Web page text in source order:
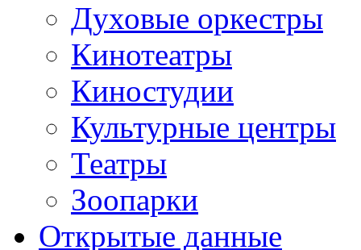
Духовые оркестры
Кинотеатры
Киностудии
Культурные центры
Театры
Зоопарки
Открытые данные